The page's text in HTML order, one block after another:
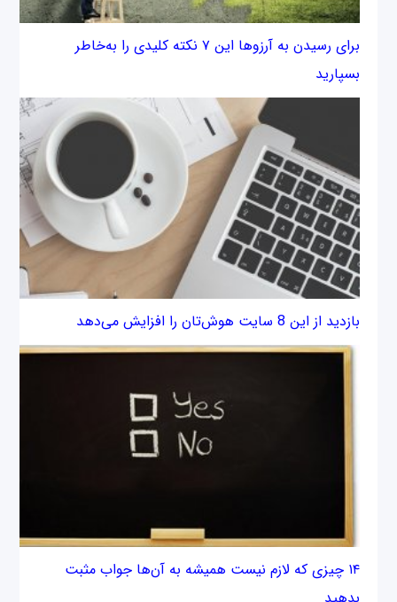
برای رسیدن به آرزوها این ۷ نکته کلیدی را به‌خاطر
بسپارید
بازدید از این 8 سایت هوش‌تان را افزایش می‌دهد
۱۴ چیزی که لازم نیست همیشه به آن‌ها جواب مثبت